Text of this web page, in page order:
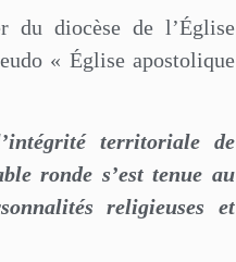
du diocèse de l’Église
« Église apostolique
territoriale de
ronde s’est tenue au
religieuses et